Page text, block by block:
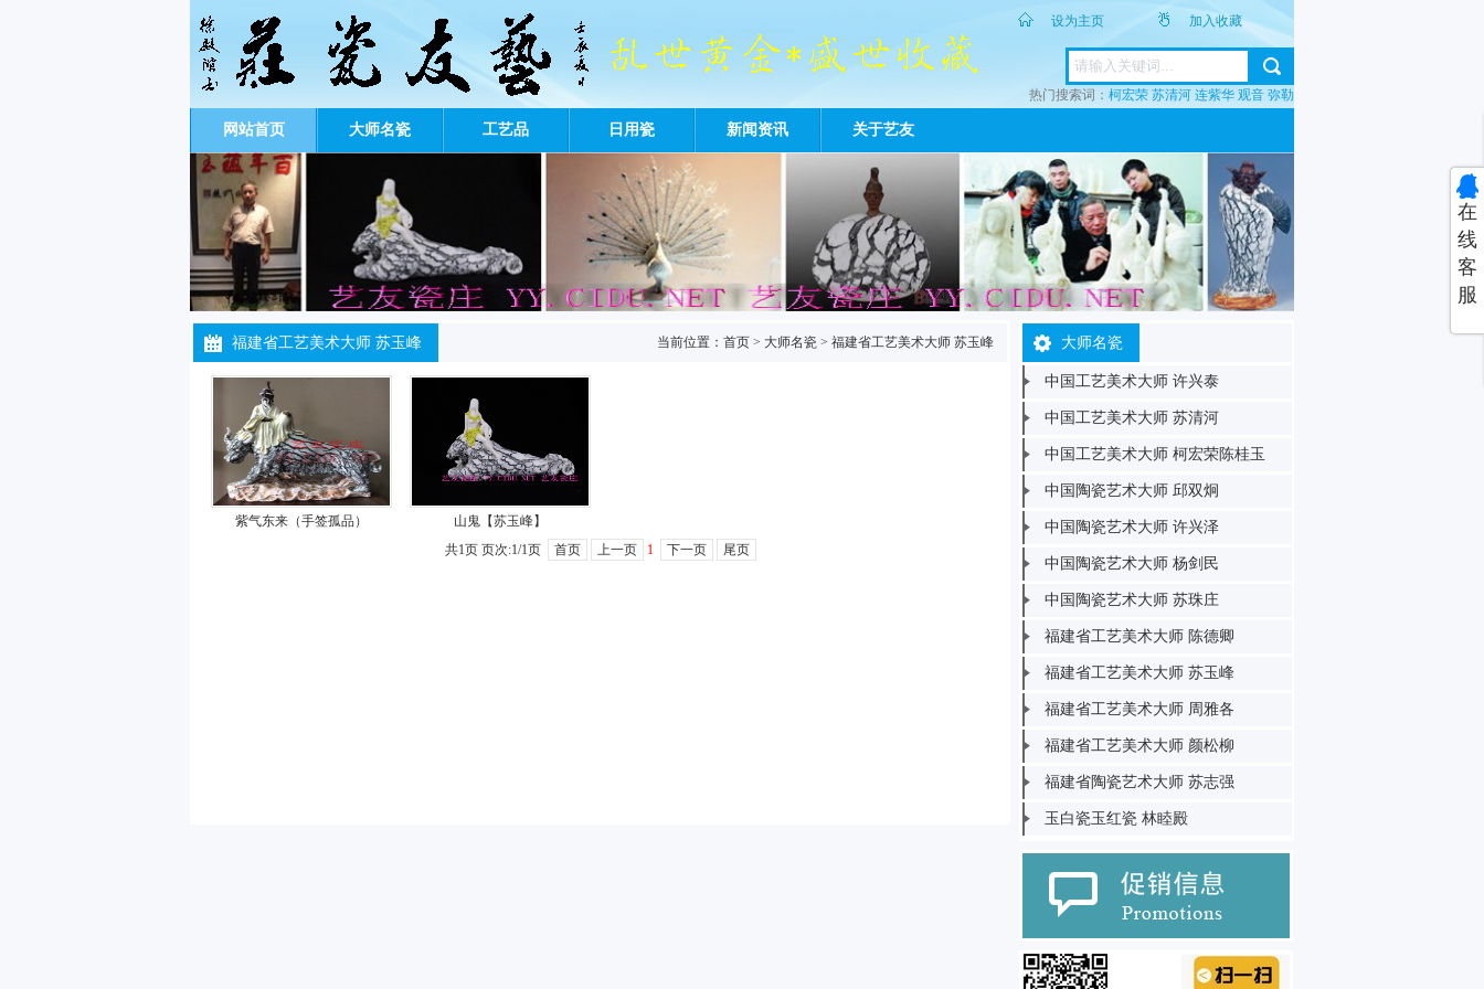
设为主页 加入收藏
热门搜索词： 柯宏荣 苏清河 连紫华 观音 弥勒
网站首页 大师名瓷 工艺品 日用瓷 新闻资讯 关于艺友
福建省工艺美术大师 苏玉峰 当前位置： 首页 > 大师名瓷 > 福建省工艺美术大师 苏玉峰
紫气东来（手签孤品）
山鬼【苏玉峰】
共1页 页次:1/1页
首页 上一页 1 下一页 尾页
大师名瓷
中国工艺美术大师 许兴泰
中国工艺美术大师 苏清河
中国工艺美术大师 柯宏荣陈桂玉
中国陶瓷艺术大师 邱双炯
中国陶瓷艺术大师 许兴泽
中国陶瓷艺术大师 杨剑民
中国陶瓷艺术大师 苏珠庄
福建省工艺美术大师 陈德卿
福建省工艺美术大师 苏玉峰
福建省工艺美术大师 周雅各
福建省工艺美术大师 颜松柳
福建省陶瓷艺术大师 苏志强
玉白瓷玉红瓷 林睦殿
在
线
客
服